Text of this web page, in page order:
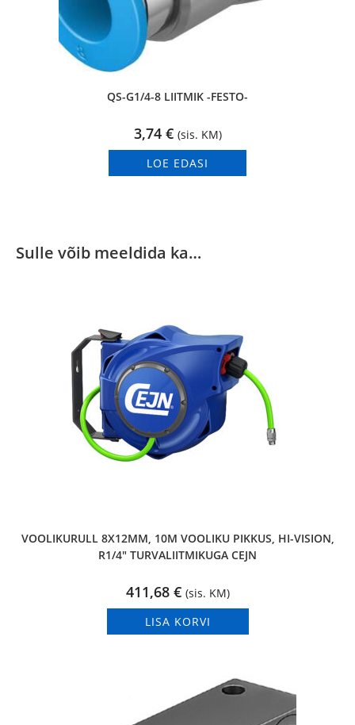
QS-G1/4-8 LIITMIK -FESTO-
3,74 € (sis. KM)
LOE EDASI
Sulle võib meeldida ka…
VOOLIKURULL 8X12MM, 10M VOOLIKU PIKKUS, HI-VISION,
R1/4″ TURVALIITMIKUGA CEJN
411,68 € (sis. KM)
LISA KORVI